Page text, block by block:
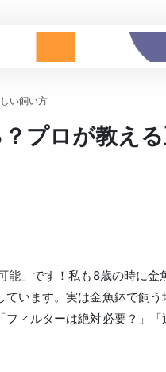
い飼い方
プロが教え
」です！私も8歳の時に
います。実は金魚鉢で飼
ィルターは絶対必要？」